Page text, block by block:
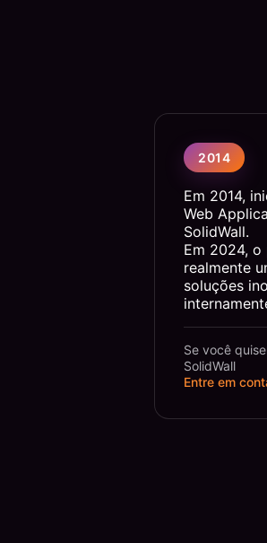
2014
Em 2014,
Web
SolidWall.
Em 2024,
realmente
soluções
Se você
SolidWall
Entre em